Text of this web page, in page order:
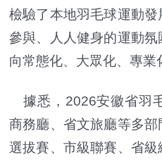
檢驗了本地羽毛球運動
參與、人人健身的運動
向常態化、大眾化、專業
據悉，2026安徽省羽
商務廳、省文旅廳等多
選拔賽、市級聯賽、省